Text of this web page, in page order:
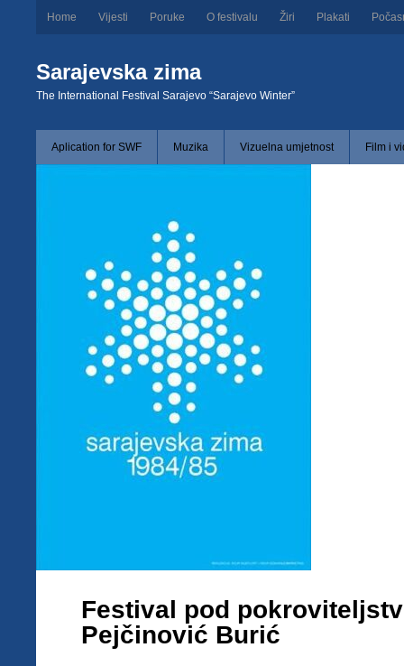
Home Vijesti Poruke O festivalu Žiri Plakati
Sarajevska zima
The International Festival Sarajevo “Sarajevo Winter”
Aplication for SWF Muzika Vizuelna umjetnost Film i
Festival pod
Pejčinović Burić